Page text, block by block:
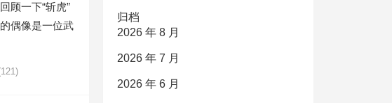
顾一下“斩虎”
偶像是一位武
归档
2026 年 8 月
2026 年 7 月
2026 年 6 月